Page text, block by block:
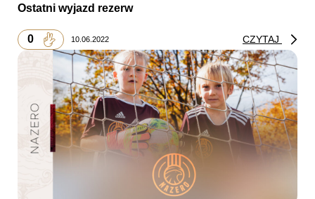
Ostatni wyjazd rezerw
0 10.06.2022 CZYTAJ